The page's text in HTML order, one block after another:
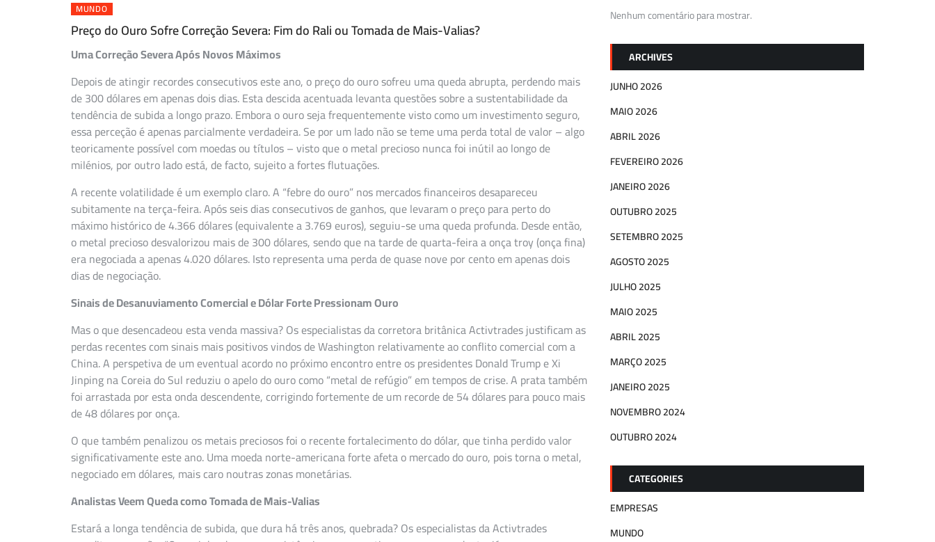
MUNDO
Preço do Ouro Sofre Correção Severa: Fim do Rali ou Tomada de Mais-Valias?
Uma Correção Severa Após Novos Máximos
Depois de atingir recordes consecutivos este ano, o preço do ouro sofreu uma queda abrupta, perdendo mais
de 300 dólares em apenas dois dias. Esta descida acentuada levanta questões sobre a sustentabilidade da
tendência de subida a longo prazo. Embora o ouro seja frequentemente visto como um investimento seguro,
essa perceção é apenas parcialmente verdadeira. Se por um lado não se teme uma perda total de valor – algo
teoricamente possível com moedas ou títulos – visto que o metal precioso nunca foi inútil ao longo de
milénios, por outro lado está, de facto, sujeito a fortes flutuações.
A recente volatilidade é um exemplo claro. A “febre do ouro” nos mercados financeiros desapareceu
subitamente na terça-feira. Após seis dias consecutivos de ganhos, que levaram o preço para perto do
máximo histórico de 4.366 dólares (equivalente a 3.769 euros), seguiu-se uma queda profunda. Desde então,
o metal precioso desvalorizou mais de 300 dólares, sendo que na tarde de quarta-feira a onça troy (onça fina)
era negociada a apenas 4.020 dólares. Isto representa uma perda de quase nove por cento em apenas dois
dias de negociação.
Sinais de Desanuviamento Comercial e Dólar Forte Pressionam Ouro
Mas o que desencadeou esta venda massiva? Os especialistas da corretora britânica Activtrades justificam as
perdas recentes com sinais mais positivos vindos de Washington relativamente ao conflito comercial com a
China. A perspetiva de um eventual acordo no próximo encontro entre os presidentes Donald Trump e Xi
Jinping na Coreia do Sul reduziu o apelo do ouro como “metal de refúgio” em tempos de crise. A prata também
foi arrastada por esta onda descendente, corrigindo fortemente de um recorde de 54 dólares para pouco mais
de 48 dólares por onça.
O que também penalizou os metais preciosos foi o recente fortalecimento do dólar, que tinha perdido valor
significativamente este ano. Uma moeda norte-americana forte afeta o mercado do ouro, pois torna o metal,
negociado em dólares, mais caro noutras zonas monetárias.
Analistas Veem Queda como Tomada de Mais-Valias
Estará a longa tendência de subida, que dura há três anos, quebrada? Os especialistas da Activtrades
Nenhum comentário para mostrar.
ARCHIVES
JUNHO 2026
MAIO 2026
ABRIL 2026
FEVEREIRO 2026
JANEIRO 2026
OUTUBRO 2025
SETEMBRO 2025
AGOSTO 2025
JULHO 2025
MAIO 2025
ABRIL 2025
MARÇO 2025
JANEIRO 2025
NOVEMBRO 2024
OUTUBRO 2024
CATEGORIES
EMPRESAS
MUNDO